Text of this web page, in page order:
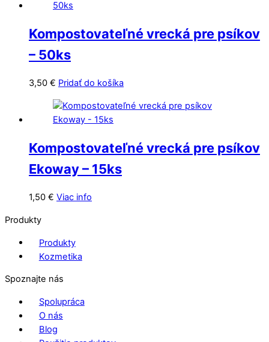
Kompostovateľné vrecká pre psíkov
– 50ks
3,50 € Pridať do košíka
Kompostovateľné vrecká pre psíkov
Ekoway – 15ks
1,50 € Viac info
Produkty
Produkty
Kozmetika
Spoznajte nás
Spolupráca
O nás
Blog